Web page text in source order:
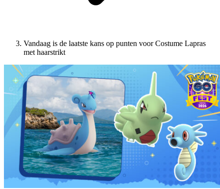
Vandaag is de laatste kans op punten voor Costume Lapras
met haarstrikt